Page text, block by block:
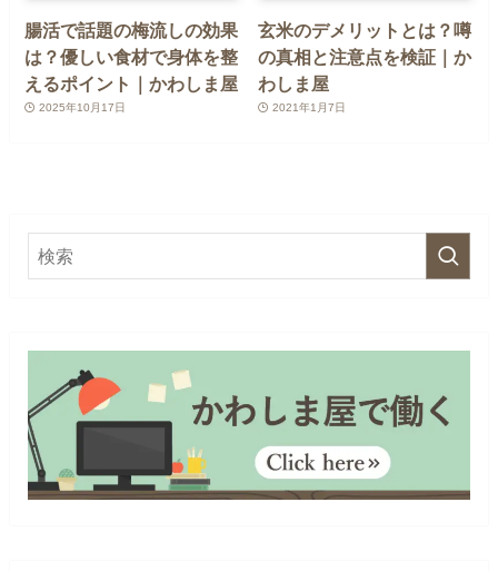
腸活で話題の梅流しの効果
は？優しい食材で身体を整
えるポイント｜かわしま屋
2025年10月17日
玄米のデメリットとは？噂
の真相と注意点を検証｜か
わしま屋
2021年1月7日